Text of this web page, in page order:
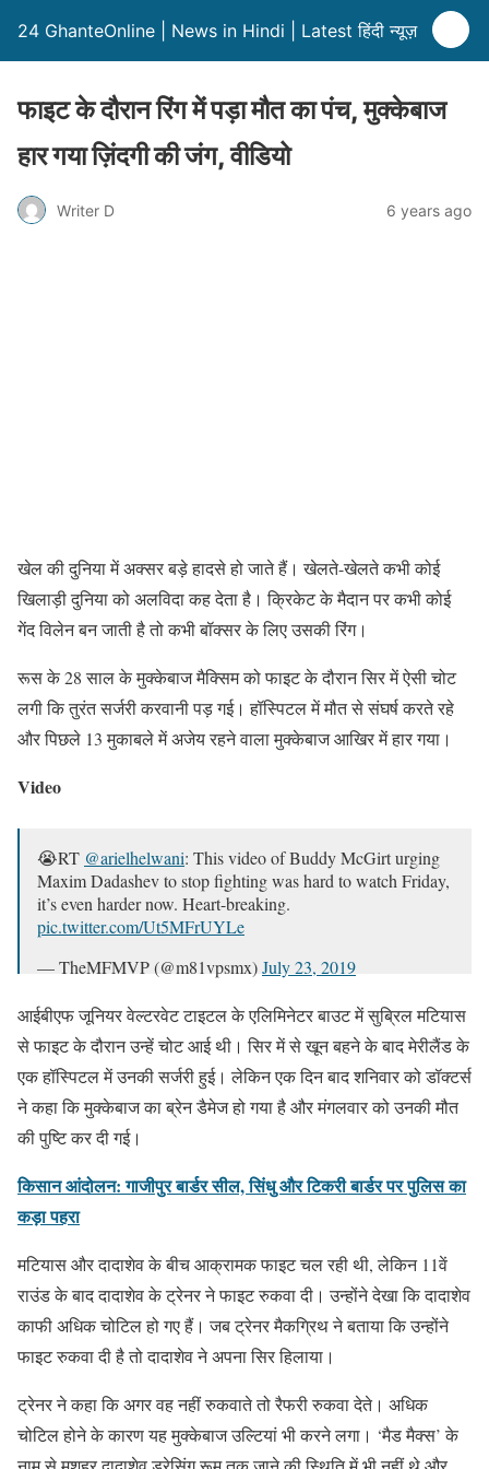
24 GhanteOnline | News in Hindi | Latest हिंदी न्यूज़
फाइट के दौरान रिंग में पड़ा मौत का पंच, मुक्केबाज
हार गया ज़िंदगी की जंग, वीडियो
Writer D 6 years ago
खेल की दुनिया में अक्सर बड़े हादसे हो जाते हैं। खेलते-खेलते कभी कोई
खिलाड़ी दुनिया को अलविदा कह देता है। क्रिकेट के मैदान पर कभी कोई
गेंद विलेन बन जाती है तो कभी बॉक्सर के लिए उसकी रिंग।
रूस के 28 साल के मुक्केबाज मैक्सिम को फाइट के दौरान सिर में ऐसी चोट
लगी कि तुरंत सर्जरी करवानी पड़ गई। हॉस्पिटल में मौत से संघर्ष करते रहे
और पिछले 13 मुकाबले में अजेय रहने वाला मुक्केबाज आखिर में हार गया।
Video
😭RT @arielhelwani: This video of Buddy McGirt urging
Maxim Dadashev to stop fighting was hard to watch Friday,
it’s even harder now. Heart-breaking.
pic.twitter.com/Ut5MFrUYLe
— TheMFMVP (@m81vpsmx)July 23, 2019
आईबीएफ जूनियर वेल्टरवेट टाइटल के एलिमिनेटर बाउट में सुब्रिल मटियास
से फाइट के दौरान उन्हें चोट आई थी। सिर में से खून बहने के बाद मेरीलैंड के
एक हॉस्पिटल में उनकी सर्जरी हुई। लेकिन एक दिन बाद शनिवार को डॉक्टर्स
ने कहा कि मुक्केबाज का ब्रेन डैमेज हो गया है और मंगलवार को उनकी मौत
की पुष्टि कर दी गई।
किसान आंदोलन: गाजीपुर बार्डर सील, सिंधु और टिकरी बार्डर पर पुलिस का
कड़ा पहरा
मटियास और दादाशेव के बीच आक्रामक फाइट चल रही थी, लेकिन 11वें
राउंड के बाद दादाशेव के ट्रेनर ने फाइट रुकवा दी। उन्होंने देखा कि दादाशेव
काफी अधिक चोटिल हो गए हैं। जब ट्रेनर मैकग्रिथ ने बताया कि उन्होंने
फाइट रुकवा दी है तो दादाशेव ने अपना सिर हिलाया।
ट्रेनर ने कहा कि अगर वह नहीं रुकवाते तो रैफरी रुकवा देते। अधिक
चोटिल होने के कारण यह मुक्केबाज उल्टियां भी करने लगा। ‘मैड मैक्स’ के